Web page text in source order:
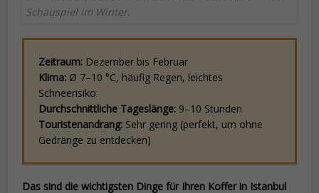
Schauspiel im Winter.
Zeitraum: Dezember bis Februar
Klima: Ø 7–10 °C, häufig Regen, leichtes
Schneerisiko
Durchschnittliche Tageslänge: 9–10 Stunden
Touristenandrang: Sehr gering (perfekt, um ohne
Gedränge zu entdecken)
Das sind die wichtigsten Dinge für Ihren Koffer in Istanbul